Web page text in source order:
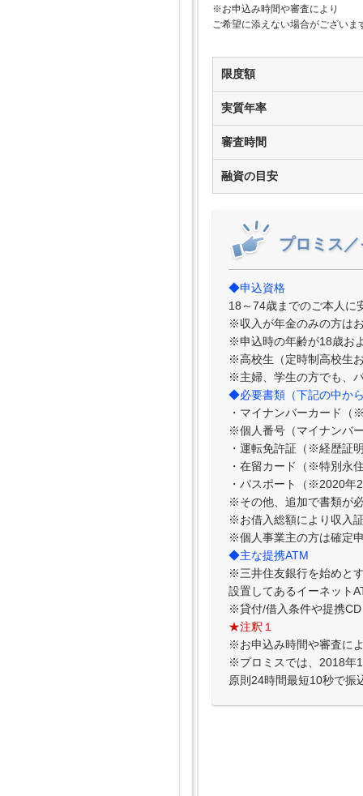
※お申込み時間や審査により
ご希望に添えない場合がございま
限度額
実質年率
審査時間
融資の目安
プロミス
◆申込資格
18～74歳までのご本人に
※収入が年金のみの方は
※申込時の年齢が18歳お
※高校生（定時制高校生
※主婦、学生の方でも、
◆必要書類（下記の中か
・マイナンバーカード（
※個人番号（マイナンバ
・運転免許証（※経歴証
・在留カード（※特別永
・パスポート（※2020年
※その他、追加で書類が
※お借入総額により収入
※個人事業主の方は確定
◆主な提携ATM
※三井住友銀行を始めと
設置してあるイーネット
※貸付/借入条件や提携
★注釈１
※お申込み時間や審査に
※プロミスでは、2018年
原則24時間最短10秒で振